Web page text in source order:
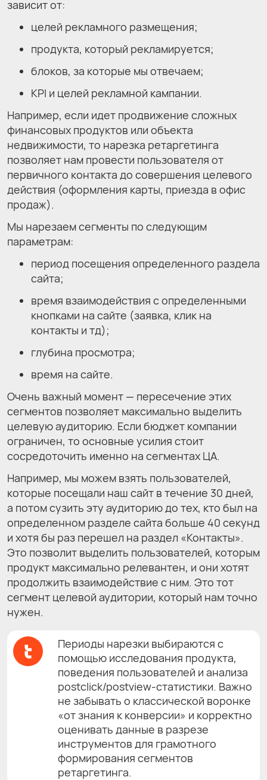
зависит от:
целей рекламного размещения;
продукта, который рекламируется;
блоков, за которые мы отвечаем;
KPI и целей рекламной кампании.
Например, если идет продвижение сложных
финансовых продуктов или объекта
недвижимости, то нарезка ретаргетинга
позволяет нам провести пользователя от
первичного контакта до совершения целевого
действия (оформления карты, приезда в офис
продаж).
Мы нарезаем сегменты по следующим
параметрам:
период посещения определенного раздела
сайта;
время взаимодействия с определенными
кнопками на сайте (заявка, клик на
контакты и тд);
глубина просмотра;
время на сайте.
Очень важный момент — пересечение этих
сегментов позволяет максимально выделить
целевую аудиторию. Если бюджет компании
ограничен, то основные усилия стоит
сосредоточить именно на сегментах ЦА.
Например, мы можем взять пользователей,
которые посещали наш сайт в течение 30 дней,
а потом сузить эту аудиторию до тех, кто был на
определенном разделе сайта больше 40 секунд
и хотя бы раз перешел на раздел «Контакты».
Это позволит выделить пользователей, которым
продукт максимально релевантен, и они хотят
продолжить взаимодействие с ним. Это тот
сегмент целевой аудитории, который нам точно
нужен.
Периоды нарезки выбираются с
помощью исследования продукта,
поведения пользователей и анализа
postclick/postview-статистики. Важно
не забывать о классической воронке
«от знания к конверсии» и корректно
оценивать данные в разрезе
инструментов для грамотного
формирования сегментов
ретаргетинга.